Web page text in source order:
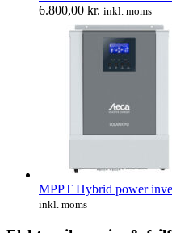
var:
598,00 kr..
er:
6.800,00 kr. Prisinterval:
4.700,00 kr.
til
6.800,00 kr.
inkl. moms
MPPT Hybrid power
inkl. moms